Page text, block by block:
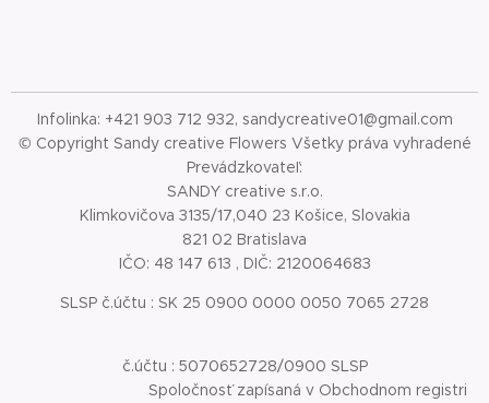
Infolinka: +421 903 712 932, sandycreative01@gmail.com
© Copyright Sandy creative Flowers Všetky práva vyhradené
Prevádzkovateľ:
SANDY creative s.r.o.
Klimkovičova 3135/17,040 23 Košice, Slovakia
821 02 Bratislava
IČO: 48 147 613 , DIČ: 2120064683
SLSP č.účtu : SK 25 0900 0000 0050 7065 2728
č.účtu : 5070652728/0900 SLSP
Spoločnosť zapísaná v Obchodnom registri